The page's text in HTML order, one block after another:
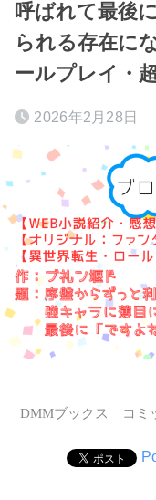
呼ばれて最後
られる存在に
ールプレイ・超
2026年2月28日
DMMブックス コミ